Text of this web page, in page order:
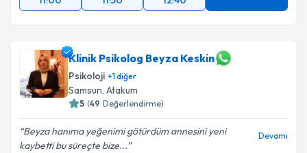
Klinik Psikolog Beyza Keskin
Psikoloji +1diğer
Samsun, Atakum
5 (49 Değerlendirme)
Beyza hanıma yeğenimi götürdüm annesini yeni
kaybetti bu süreçte bize...
Devamı